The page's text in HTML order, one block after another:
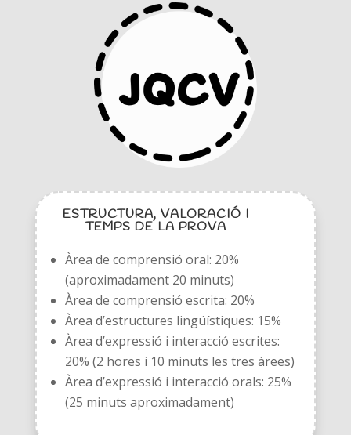
ESTRUCTURA, VALORACIÓ I
TEMPS DE LA PROVA
Àrea de comprensió oral: 20%
(aproximadament 20 minuts)
Àrea de comprensió escrita: 20%
Àrea d’estructures lingüístiques: 15%
Àrea d’expressió i interacció escrites:
20% (2 hores i 10 minuts les tres àrees)
Àrea d’expressió i interacció orals: 25%
(25 minuts aproximadament)